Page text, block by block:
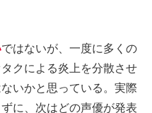
ではないが、一度に多くの
クによる炎上を分散させ
いかと思っている。実際
に、次はどの声優が発表